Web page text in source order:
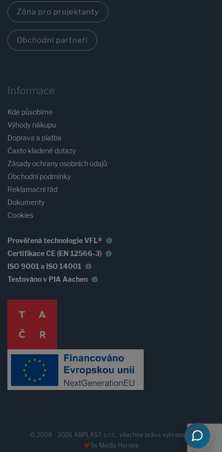
Zóna pro projektanty
Obchodní partneři
Informace
Kde působíme
Výhody nákupu
Doprava a platba
Často kladené dotazy
Zásady ochrany osobních údajů
Obchodní podmínky
Reklamační řád
Dokumenty
Cookies
Prověřená technologie VFL®
Certifikace CE (EN 12566-3)
ISO 9001 a ISO 14001
Testováno v PIA Aachen
© 2008 - 2026 ABPLAST s.r.o., všechna práva vyhrazena
by Media Heroes